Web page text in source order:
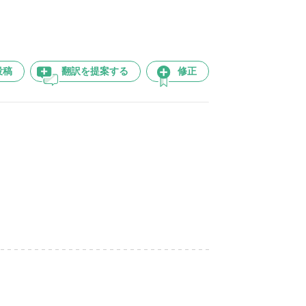
稿 翻訳を提案する 修正